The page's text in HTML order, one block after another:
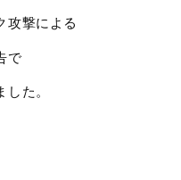
攻撃による
で
た。